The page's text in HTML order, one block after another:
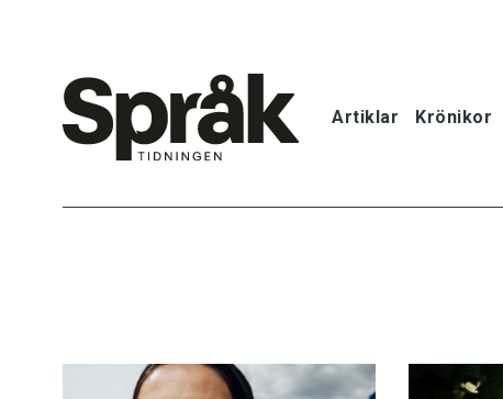
Artiklar Krönikor
Språkfrågor